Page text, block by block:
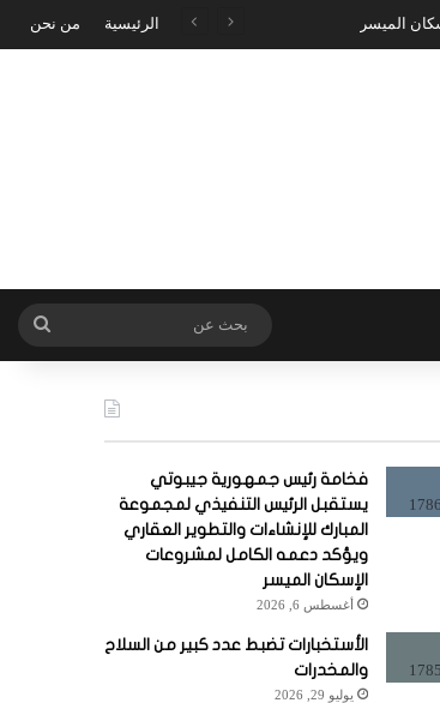
الميسر الرئيسية من نحن
بحث
عن
فخامة رئيس جمهورية جيبوتي
يستقبل الرئيس التنفيذي لمجموعة
المبارك للإنشاءات والتطوير العقاري
ويؤكد دعمه الكامل لمشروعات
الإسكان الميسر
أغسطس 6, 2026
الأستخبارات تضبط عدد كبير من السلاح
والمخدرات
يوليو 29, 2026